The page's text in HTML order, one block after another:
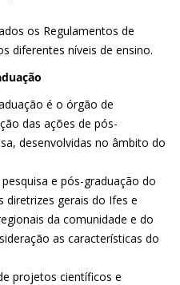
os Regulamentos de
diferentes níveis de ensino.
é o órgão de
das ações de pós-
desenvolvidas no âmbito do
e pós-graduação do
diretrizes gerais do Ifes e
da comunidade e do
as características do
projetos científicos e